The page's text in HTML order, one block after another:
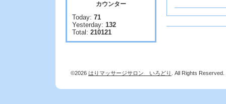
カウンター
Today: 71
Yesterday: 132
Total: 210121
©2026 はりマッサージサロン いろどり . All Rights Reserved.